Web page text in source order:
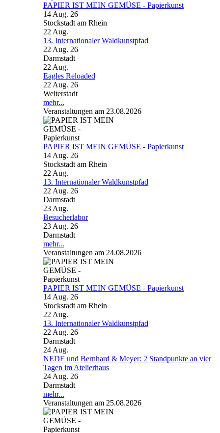
PAPIER IST MEIN GEMÜSE - Papierkunst
14 Aug. 26
Stockstadt am Rhein
22 Aug.
13. Internationaler Waldkunstpfad
22 Aug. 26
Darmstadt
22 Aug.
Eagles Reloaded
22 Aug. 26
Weiterstadt
mehr...
Veranstaltungen am 23.08.2026
PAPIER IST MEIN GEMÜSE - Papierkunst
14 Aug. 26
Stockstadt am Rhein
22 Aug.
13. Internationaler Waldkunstpfad
22 Aug. 26
Darmstadt
23 Aug.
Besucherlabor
23 Aug. 26
Darmstadt
mehr...
Veranstaltungen am 24.08.2026
PAPIER IST MEIN GEMÜSE - Papierkunst
14 Aug. 26
Stockstadt am Rhein
22 Aug.
13. Internationaler Waldkunstpfad
22 Aug. 26
Darmstadt
24 Aug.
NEDE und Bernhard & Meyer: 2 Standpunkte an vier
Tagen im Atelierhaus
24 Aug. 26
Darmstadt
mehr...
Veranstaltungen am 25.08.2026